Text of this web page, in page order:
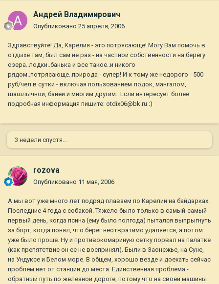
Андрей Владимирович
Опубликовано 25 апреля, 2006
Здравствуйте! Да, Карелия - это потрясающе! Могу Вам помочь в
отдыхе там, был сам не раз - на частной собственности на берегу
озера..лодки..банька и все такое..и никого
рядом..потрясающе..природа - супер! И к тому же недорого - 500
руб/чел в сутки - включая пользованием лодок, мангалом,
шашлычной, баней и многим другим.. Если интересует более
подробная информация пишите: otdix06@bk.ru :)
3 недели спустя...
rozova
Опубликовано 11 мая, 2006
А мы вот уже много лет подряд плаваем по Карелии на байдарках.
Последние 4 года с собакой. Тяжело было только в самый-самый
первый день, когда псина (ему было полгода) пытался выпрыгнуть
за борт, когда понял, что берег неотвратимо удаляется, а потом
уже было проще. Ну и противокомариную сетку порвал на палатке
(как препятствие он ее не воспринял). Были в Заонежье, на Суне,
на Ундуксе и Белом море. В общем, хорошо везде и доехать сейчас
проблем нет от станции до места. Единственная проблема -
обратный путь по железной дороге, потому что на своей машины